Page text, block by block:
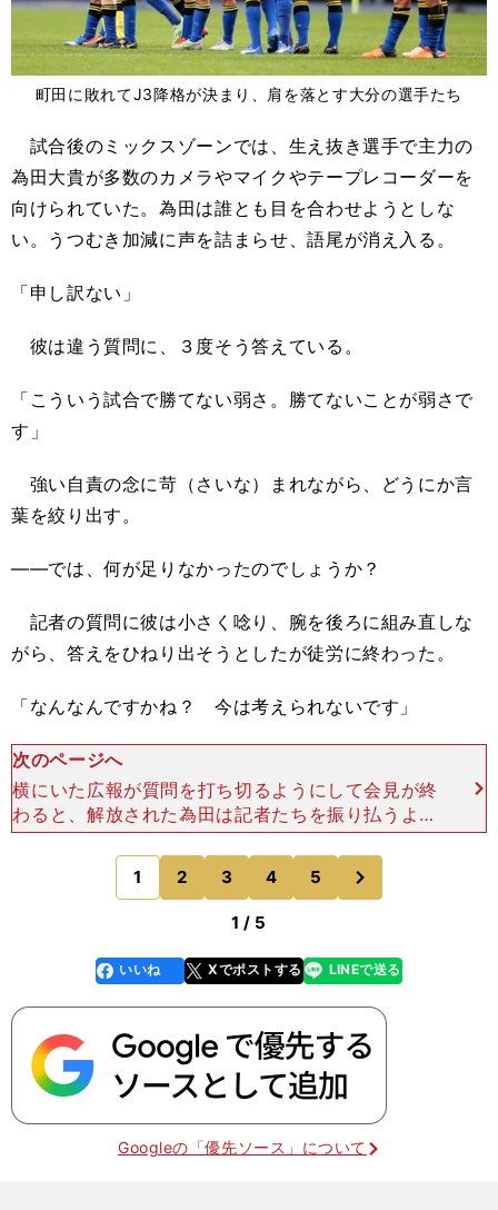
町田に敗れてJ3降格が決まり、肩を落とす大分の選手たち
試合後のミックスゾーンでは、生え抜き選手で主力の
為田大貴が多数のカメラやマイクやテープレコーダーを
向けられていた。為田は誰とも目を合わせようとしな
い。うつむき加減に声を詰まらせ、語尾が消え入る。
「申し訳ない」
彼は違う質問に、３度そう答えている。
「こういう試合で勝てない弱さ。勝てないことが弱さで
す」
強い自責の念に苛（さいな）まれながら、どうにか言
葉を絞り出す。
――では、何が足りなかったのでしょうか？
記者の質問に彼は小さく唸り、腕を後ろに組み直しな
がら、答えをひねり出そうとしたが徒労に終わった。
「なんなんですかね？ 今は考えられないです」
次のページへ
横にいた広報が質問を打ち切るようにして会見が終
わると、解放された為田は記者たちを振り払うよう
にバスの方へ去っていった。 勝てないことが弱
さ。 その答えにならない答えに、大分転落の理由
は説明され
1 2 3 4 5
のページへ
1 / 5
faceboo
k
いいね Xでポストする
line LINEで送る
Googleの「優先ソース」について